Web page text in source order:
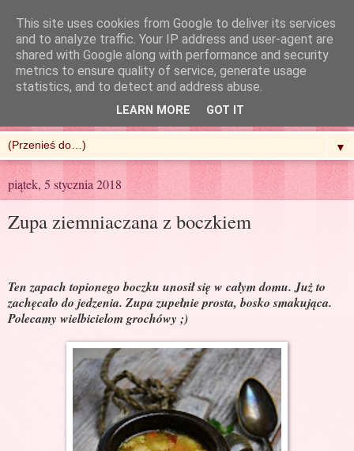
R'n'G Kitchen
▼
piątek, 5 stycznia 2018
Zupa ziemniaczana z boczkiem
Ten zapach topionego boczku unosił się w całym domu. Już to
zachęcało do jedzenia. Zupa zupełnie prosta, bosko smakująca.
Polecamy wielbicielom grochówy ;)
This site uses cookies from Google to deliver its services
and to analyze traffic. Your IP address and user-agent are
shared with Google along with performance and security
metrics to ensure quality of service, generate usage
statistics, and to detect and address abuse.
LEARN MORE GOT IT